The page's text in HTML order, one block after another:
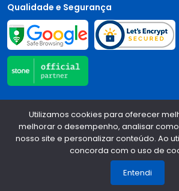
Qualidade e Segurança
Central Auto Peças - CNPJ: 90.196.999/
direitos reservados.2026
Desenvolvido Por:
Utilizamos cookies para oferecer
melhorar o desempenho, analisar
nosso site e personalizar conteúdo. Ao
concorda com o uso de
Entendi